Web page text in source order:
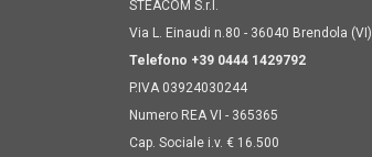
STEACOM S.r.l.
Via L. Einaudi n.80 - 36040 Brendola (VI)
Telefono +39 0444 1429792
P.IVA 03924030244
Numero REA VI - 365365
Cap. Sociale i.v. € 16.500